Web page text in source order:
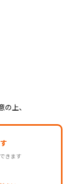
の上、
きます